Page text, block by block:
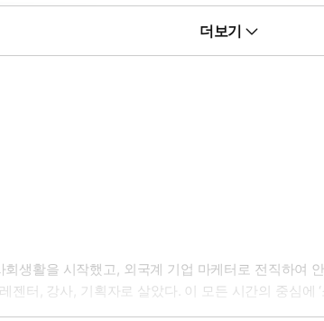
더보기
생활을 시작했고, 외국계 기업 마케터로 전직하여
터, 강사, 기획자로 살았다. 이 모든 시간의 중심에 ‘